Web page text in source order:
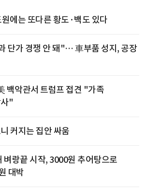
에는 또다른 황도·백도 있다
단가 경쟁 안 돼"… 車부품 성지, 공장
백악관서 트럼프 접견 "가족
"
커지는 집안 싸움
벼랑끝 시작, 3000원 추어탕으로
대박